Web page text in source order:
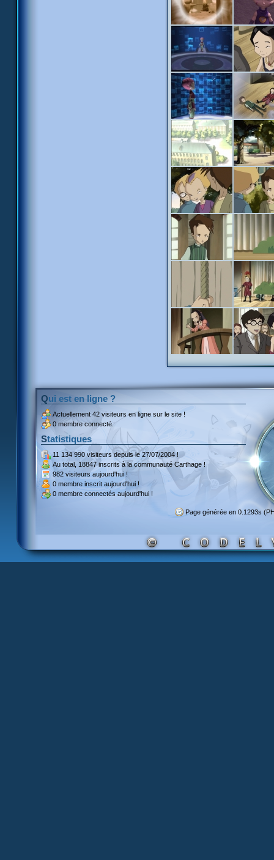
Qui est en ligne ?
Actuellement 42 visiteurs en ligne sur le site !
0 membre connecté.
Statistiques
11 134 990 visiteursdepuis le 27/07/2004 !
Au total, 18847 inscritsà la communauté Carthage !
982 visiteurs aujourd'hui !
0 membre inscrit aujourd'hui !
0 membre connectés aujourd'hui !
Page générée en 0.1293s